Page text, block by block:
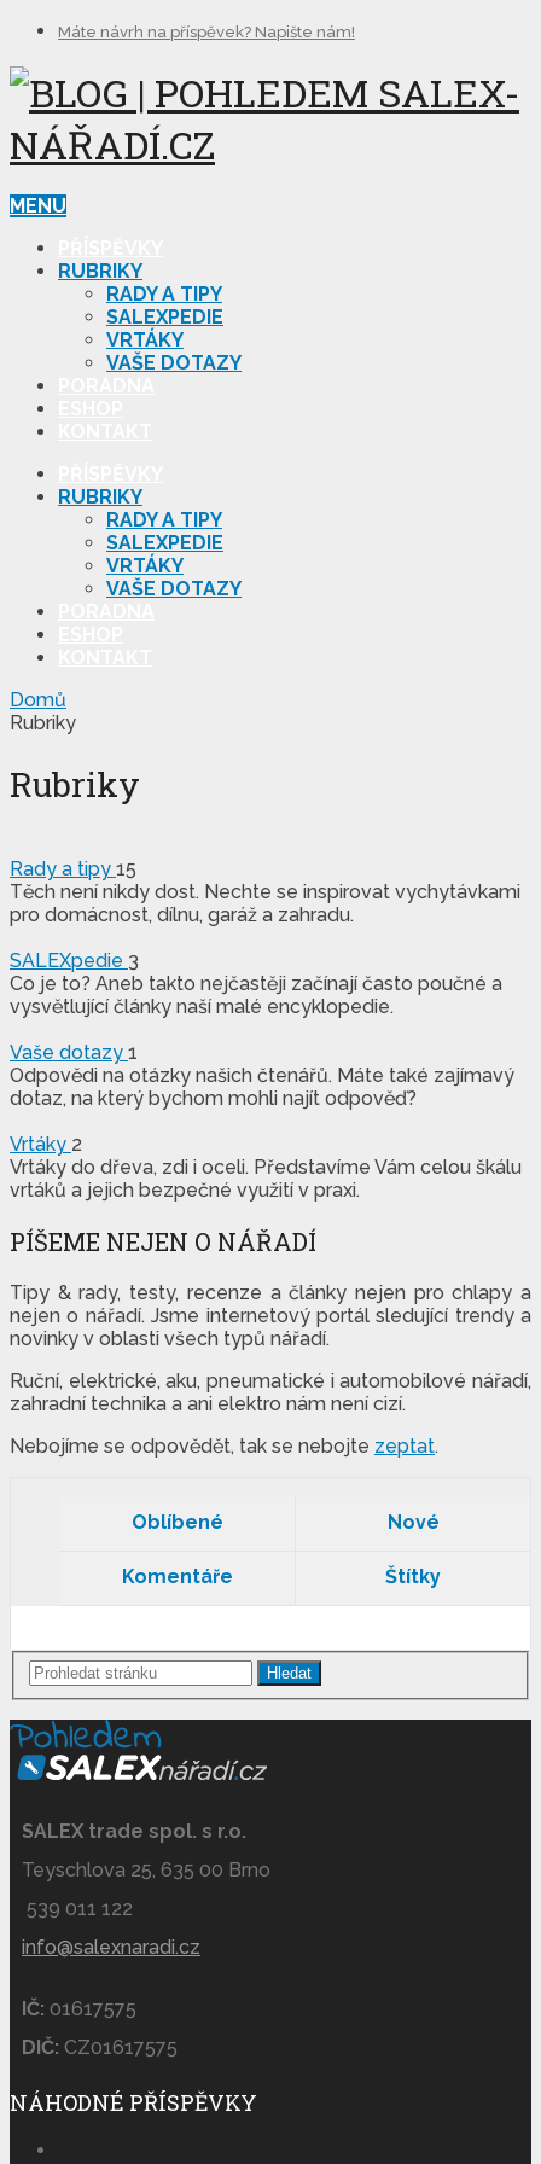
Máte návrh na příspěvek? Napište nám!
MENU
RUBRIKY
RADY A TIPY
SALEXPEDIE
VRTÁKY
VAŠE DOTAZY
RUBRIKY
RADY A TIPY
SALEXPEDIE
VRTÁKY
VAŠE DOTAZY
Domů
Rubriky
Rubriky
Rady a tipy 15
Těch není nikdy dost. Nechte se inspirovat vychytávkami
pro domácnost, dílnu, garáž a zahradu.
SALEXpedie 3
Co je to? Aneb takto nejčastěji začínají často poučné a
vysvětlující články naší malé encyklopedie.
Vaše dotazy 1
Odpovědi na otázky našich čtenářů. Máte také zajímavý
dotaz, na který bychom mohli najít odpověď?
Vrtáky 2
Vrtáky do dřeva, zdi i oceli. Představíme Vám celou škálu
vrtáků a jejich bezpečné využití v praxi.
PÍŠEME NEJEN O NÁŘADÍ
Tipy & rady, testy, recenze a články nejen pro chlapy a
nejen o nářadí. Jsme internetový portál sledující trendy a
novinky v oblasti všech typů nářadí.
Ruční, elektrické, aku, pneumatické i automobilové nářadí,
zahradní technika a ani elektro nám není cizí.
Nebojíme se odpovědět, tak se nebojte zeptat.
Oblíbené Nové
Komentáře Štítky
Hledat
SALEX trade spol. s r.o.
Teyschlova 25, 635 00 Brno
539 011 122
info@salexnaradi.cz
IČ: 01617575
DIČ: CZ01617575
NÁHODNÉ PŘÍSPĚVKY